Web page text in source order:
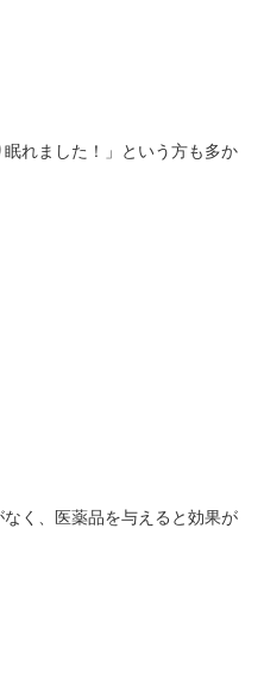
眠れました！」という方も多か
く、医薬品を与えると効果が